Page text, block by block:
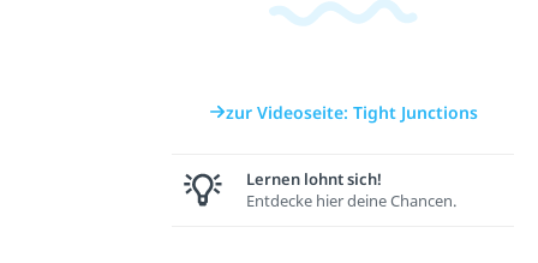
zur Videoseite: Tight Junctions
Lernen lohnt sich!
Entdecke hier deine Chancen.